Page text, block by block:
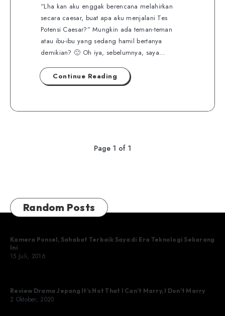
“Lha kan aku enggak berencana melahirkan
secara caesar, buat apa aku menjalani Tes
Potensi Caesar?” Mungkin ada teman-teman
atau ibu-ibu yang sedang hamil bertanya
demikian? 🙂 Oh iya, sebelumnya, saya…
Continue Reading
Page 1 of 1
Random Posts
Kamera Ponsel, Sahabat Terbaik Saya di Era Teknologi Sekarang
Ini
15 Juli, 2016
Review Drama Jepang It’s Not That I Can’t Marry, I Don’t Marry
2 Oktober, 2020